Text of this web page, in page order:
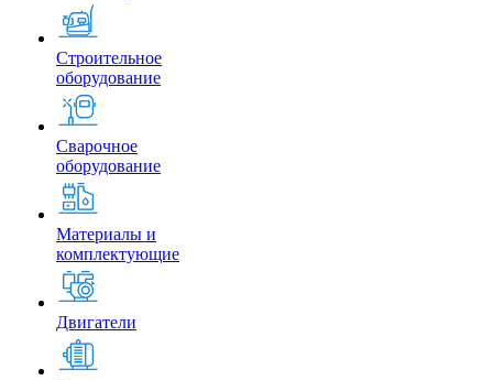
Строительное
оборудование
Сварочное
оборудование
Материалы и
комплектующие
Двигатели